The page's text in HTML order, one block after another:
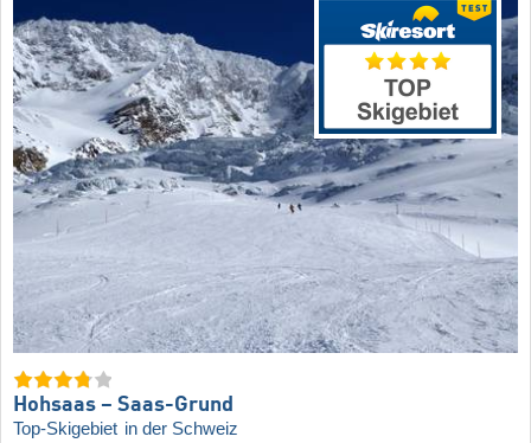
Hohsaas – Saas-Grund
Top-Skigebiet in der Schweiz